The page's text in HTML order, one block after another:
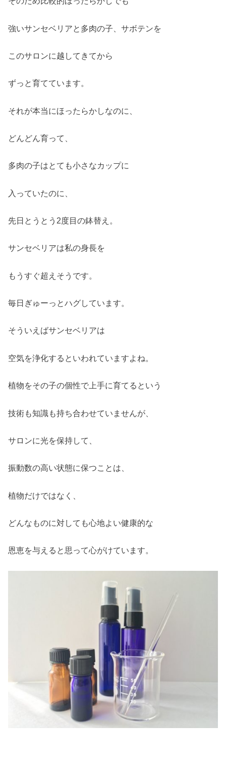
強いサンセベリアと多肉の子、サボテンを
このサロンに越してきてから
ずっと育てています。
それが本当にほったらかしなのに、
どんどん育って、
多肉の子はとても小さなカップに
入っていたのに、
先日とうとう2度目の鉢替え。
サンセベリアは私の身長を
もうすぐ超えそうです。
毎日ぎゅーっとハグしています。
そういえばサンセベリアは
空気を浄化するといわれていますよね。
植物をその子の個性で上手に育てるという
技術も知識も持ち合わせていませんが、
サロンに光を保持して、
振動数の高い状態に保つことは、
植物だけではなく、
どんなものに対しても心地よい健康的な
恩恵を与えると思って心がけています。